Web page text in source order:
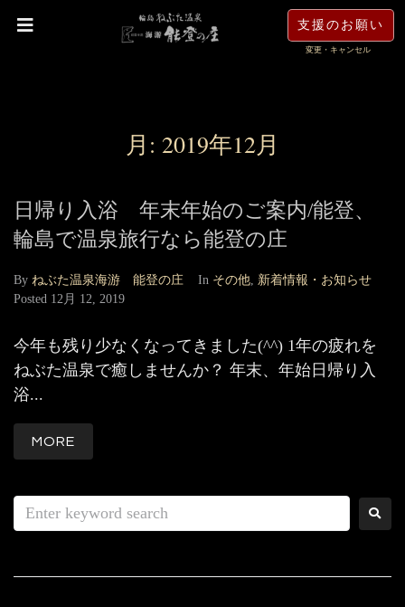
支援のお願い
変更・キャンセル
月: 2019年12月
日帰り入浴 年末年始のご案内/能登、
輪島で温泉旅行なら能登の庄
By ねぶた温泉海游 能登の庄 In その他, 新着情報・お知らせ
Posted 12月 12, 2019
今年も残り少なくなってきました(^^) 1年の疲れを
ねぶた温泉で癒しませんか？ 年末、年始日帰り入
浴...
MORE